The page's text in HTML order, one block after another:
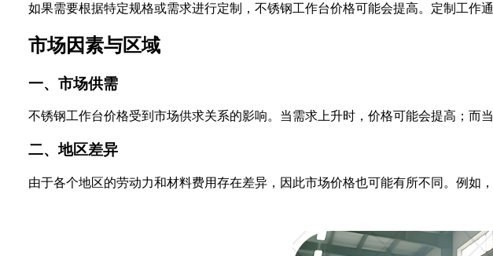
如果需要根据特定规格或需求进行定制，不锈钢工作台价格可能会提高。定制工作
市场因素与区域
一、市场供需
不锈钢工作台价格受到市场供求关系的影响。当需求上升时，价格可能会提高；而
二、地区差异
由于各个地区的劳动力和材料费用存在差异，因此市场价格也可能有所不同。例如